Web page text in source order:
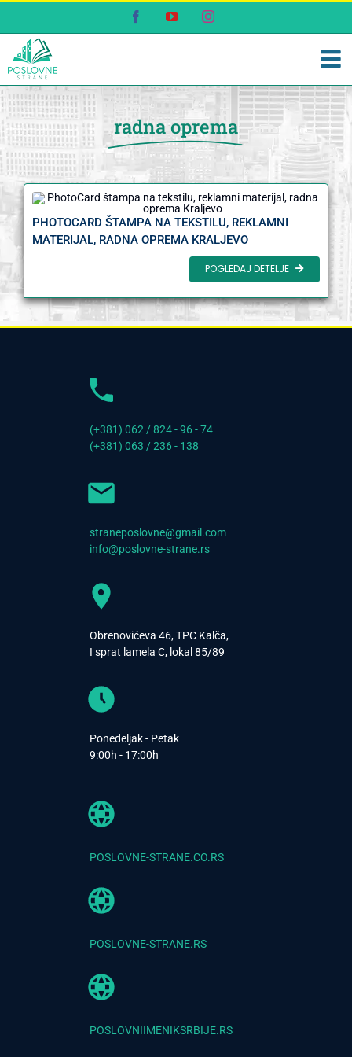
content
FacebookYouTubeInstagram
radna oprema
PHOTOCARD ŠTAMPA NA TEKSTILU, REKLAMNI
MATERIJAL, RADNA OPREMA KRALJEVO
POGLEDAJ DETELJE
(+381) 062 / 824 - 96 - 74
(+381) 063 / 236 - 138
straneposlovne@gmail.com
info@poslovne-strane.rs
Obrenovićeva 46, TPC Kalča,
I sprat lamela C, lokal 85/89
Ponedeljak - Petak
9:00h - 17:00h
POSLOVNE-STRANE.CO.RS
POSLOVNE-STRANE.RS
POSLOVNIIMENIKSRBIJE.RS